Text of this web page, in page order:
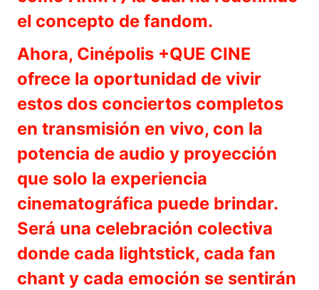
el concepto de fandom.
Ahora, Cinépolis +QUE CINE
ofrece la oportunidad de vivir
estos dos conciertos completos
en transmisión en vivo, con la
potencia de audio y proyección
que solo la experiencia
cinematográfica puede brindar.
Será una celebración colectiva
donde cada lightstick, cada fan
chant y cada emoción se sentirán